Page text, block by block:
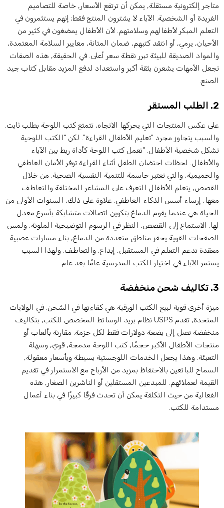
إلكترونية مستقلة, يمكن أن ترتفع الأسعار, خاصة للتصاميم
أو الشخصية. الآباء لا يشترون المنتج فقط; إنهم يستثمرون في
المبكر لأطفالهم وسلامتهم. لأن الأطفال يمضغون في كثير من
يرمي, أو انتقد كتبهم, ضمان المتانة, معايير السلامة المعتمدة,
الصديقة للبيئة تبرر نقطة سعر أعلى. في الحقيقة, هذه الصفات
الأمهات يشعرن بثقة أكبر واستعداد لدفع المزيد مقابل كتاب جيد
عكس المنتجات التي يحركها الاتجاه, تتمتع كتب اللوحة بطلب ثابت.
يتجاوز مجرد "تعليم الأطفال القراءة". لكن “الكتب اللوحية
شخصية الأطفال. “تعمل كتب اللوحة كأداة ربط بين الآباء
لحظات احتضان الطفل أثناء القراءة توفر الأمان العاطفي
والتي تعتبر حاسمة للتنمية النفسية الصحية. من خلال
يتعلم الأطفال التعرف على المشاعر المختلفة والتعاطف
إرساء أسس الذكاء العاطفي. علاوة على ذلك, السنوات الأولى من
هي عندما يقوم الدماغ بتكوين اتصالات متشابكة بأسرع معدل
الاستماع إلى القصص, النظر في الرسوم التوضيحية الملونة, ولمس
القوية يحفز مناطق متعددة من الدماغ, بناء مسارات عصبية
تدعم التعلم في المستقبل, إِبداع, والتعاطف. ولهذا السبب
الآباء في اختيار الكتب المدرسية عامًا بعد عام.
أخرى قوية لبيع الكتب الورقية هي كفاءتها في الشحن. في الولايات
المتحدة, تقدم USPS نظام بريد الوسائط المخصص للكتب, بتكاليف
تصل إلى بضعة دولارات فقط لكل حزمة. مقارنة بألعاب أو
الأطفال الأكبر حجمًا, كتب اللوحة مدمجة, قوي, وسهلة
وهذا يجعل الخدمات اللوجستية بسيطة وبأسعار معقولة,
للبائعين بالاحتفاظ بمزيد من الأرباح مع الاستمرار في تقديم
لعملائهم. للمبدعين المستقلين أو الناشرين الصغار, هذه
من حيث التكلفة يمكن أن تحدث فرقًا كبيرًا في بناء أعمال
للكتب.